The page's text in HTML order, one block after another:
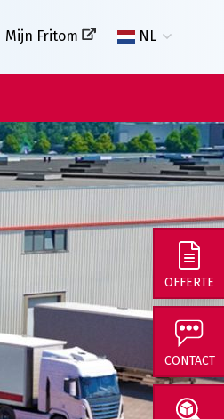
Mijn Fritom NL
OFFERTE
CONTACT